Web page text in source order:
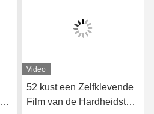
Video
52 kust een Zelfklevende
Film van de Hardheidstpu